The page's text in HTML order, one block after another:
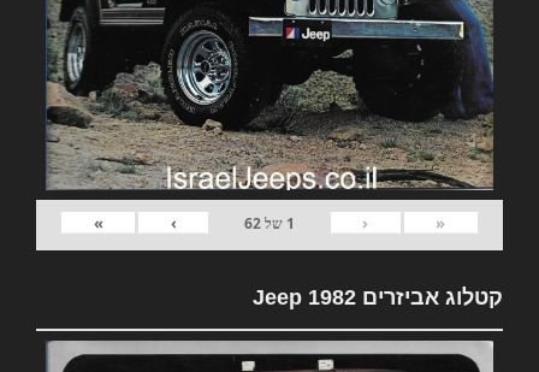
«
‹
1 של62
›
»
קטלוג אביזרים 1982 Jeep